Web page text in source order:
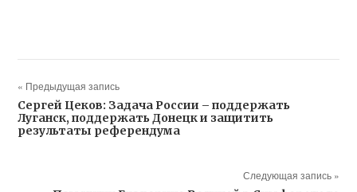
« Предыдущая запись
Сергей Цеков: Задача России – поддержать
Луганск, поддержать Донецк и защитить
результаты референдума
Следующая запись »